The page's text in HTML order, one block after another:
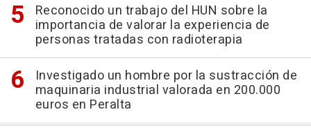
Reconocido un trabajo del HUN sobre la
importancia de valorar la experiencia de
personas tratadas con radioterapia
Investigado un hombre por la sustracción de
maquinaria industrial valorada en 200.000
euros en Peralta